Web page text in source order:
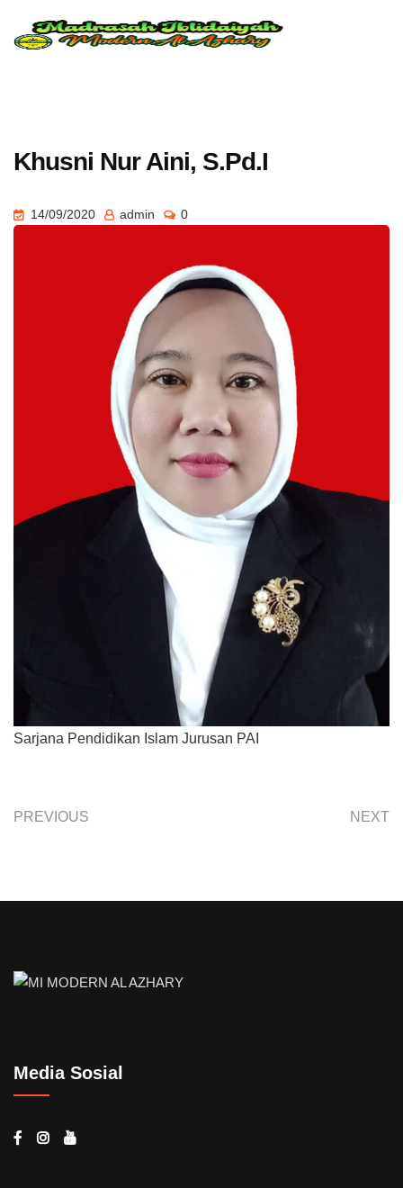
Khusni Nur Aini, S.Pd.I
14/09/2020 admin 0
Sarjana Pendidikan Islam Jurusan PAI
PREVIOUS NEXT
Media Sosial